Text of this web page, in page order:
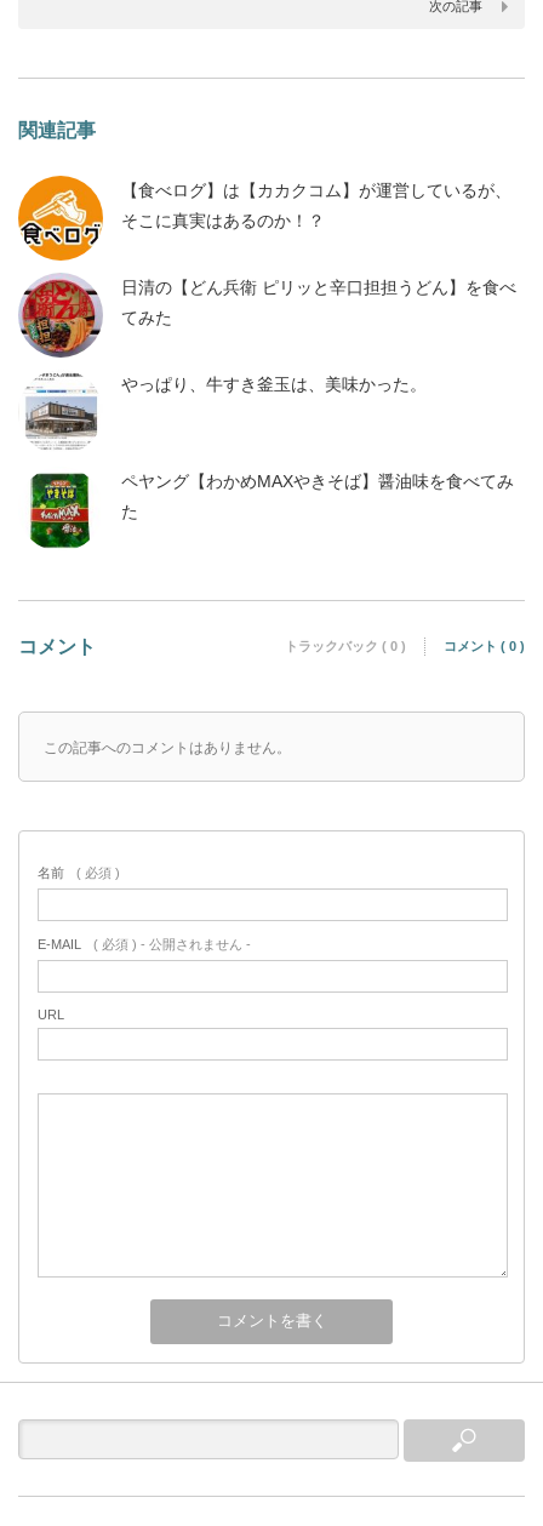
次の記事
関連記事
【食べログ】は【カカクコム】が運営しているが、
そこに真実はあるのか！？
日清の【どん兵衛 ピリッと辛口担担うどん】を食べ
てみた
やっぱり、牛すき釜玉は、美味かった。
ペヤング【わかめMAXやきそば】醤油味を食べてみ
た
コメント トラックバック ( 0 ) コメント ( 0 )
この記事へのコメントはありません。
名前 ( 必須 )
E-MAIL ( 必須 ) - 公開されません -
URL